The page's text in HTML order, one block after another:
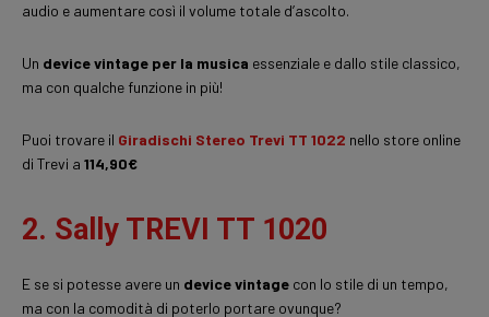
audio e aumentare così il volume totale d’ascolto.
Un device vintage per la musica essenziale e dallo stile classico,
ma con qualche funzione in più!
Puoi trovare il Giradischi Stereo Trevi TT 1022 nello store online
di Trevi a 114,90€
2. Sally TREVI TT 1020
E se si potesse avere un device vintage con lo stile di un tempo,
ma con la comodità di poterlo portare ovunque?